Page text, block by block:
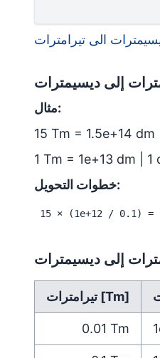
الى تيرامترات
إلى ديسيمترات
مثال:
15 Tm = 1.5e+14 dm
1 Tm = 1e+13 dm | 1
خطوات التحويل:
15 × (1e+12 / 0.1) =
إلى ديسيمترات
تيرامترات [Tm]
0.01 Tm